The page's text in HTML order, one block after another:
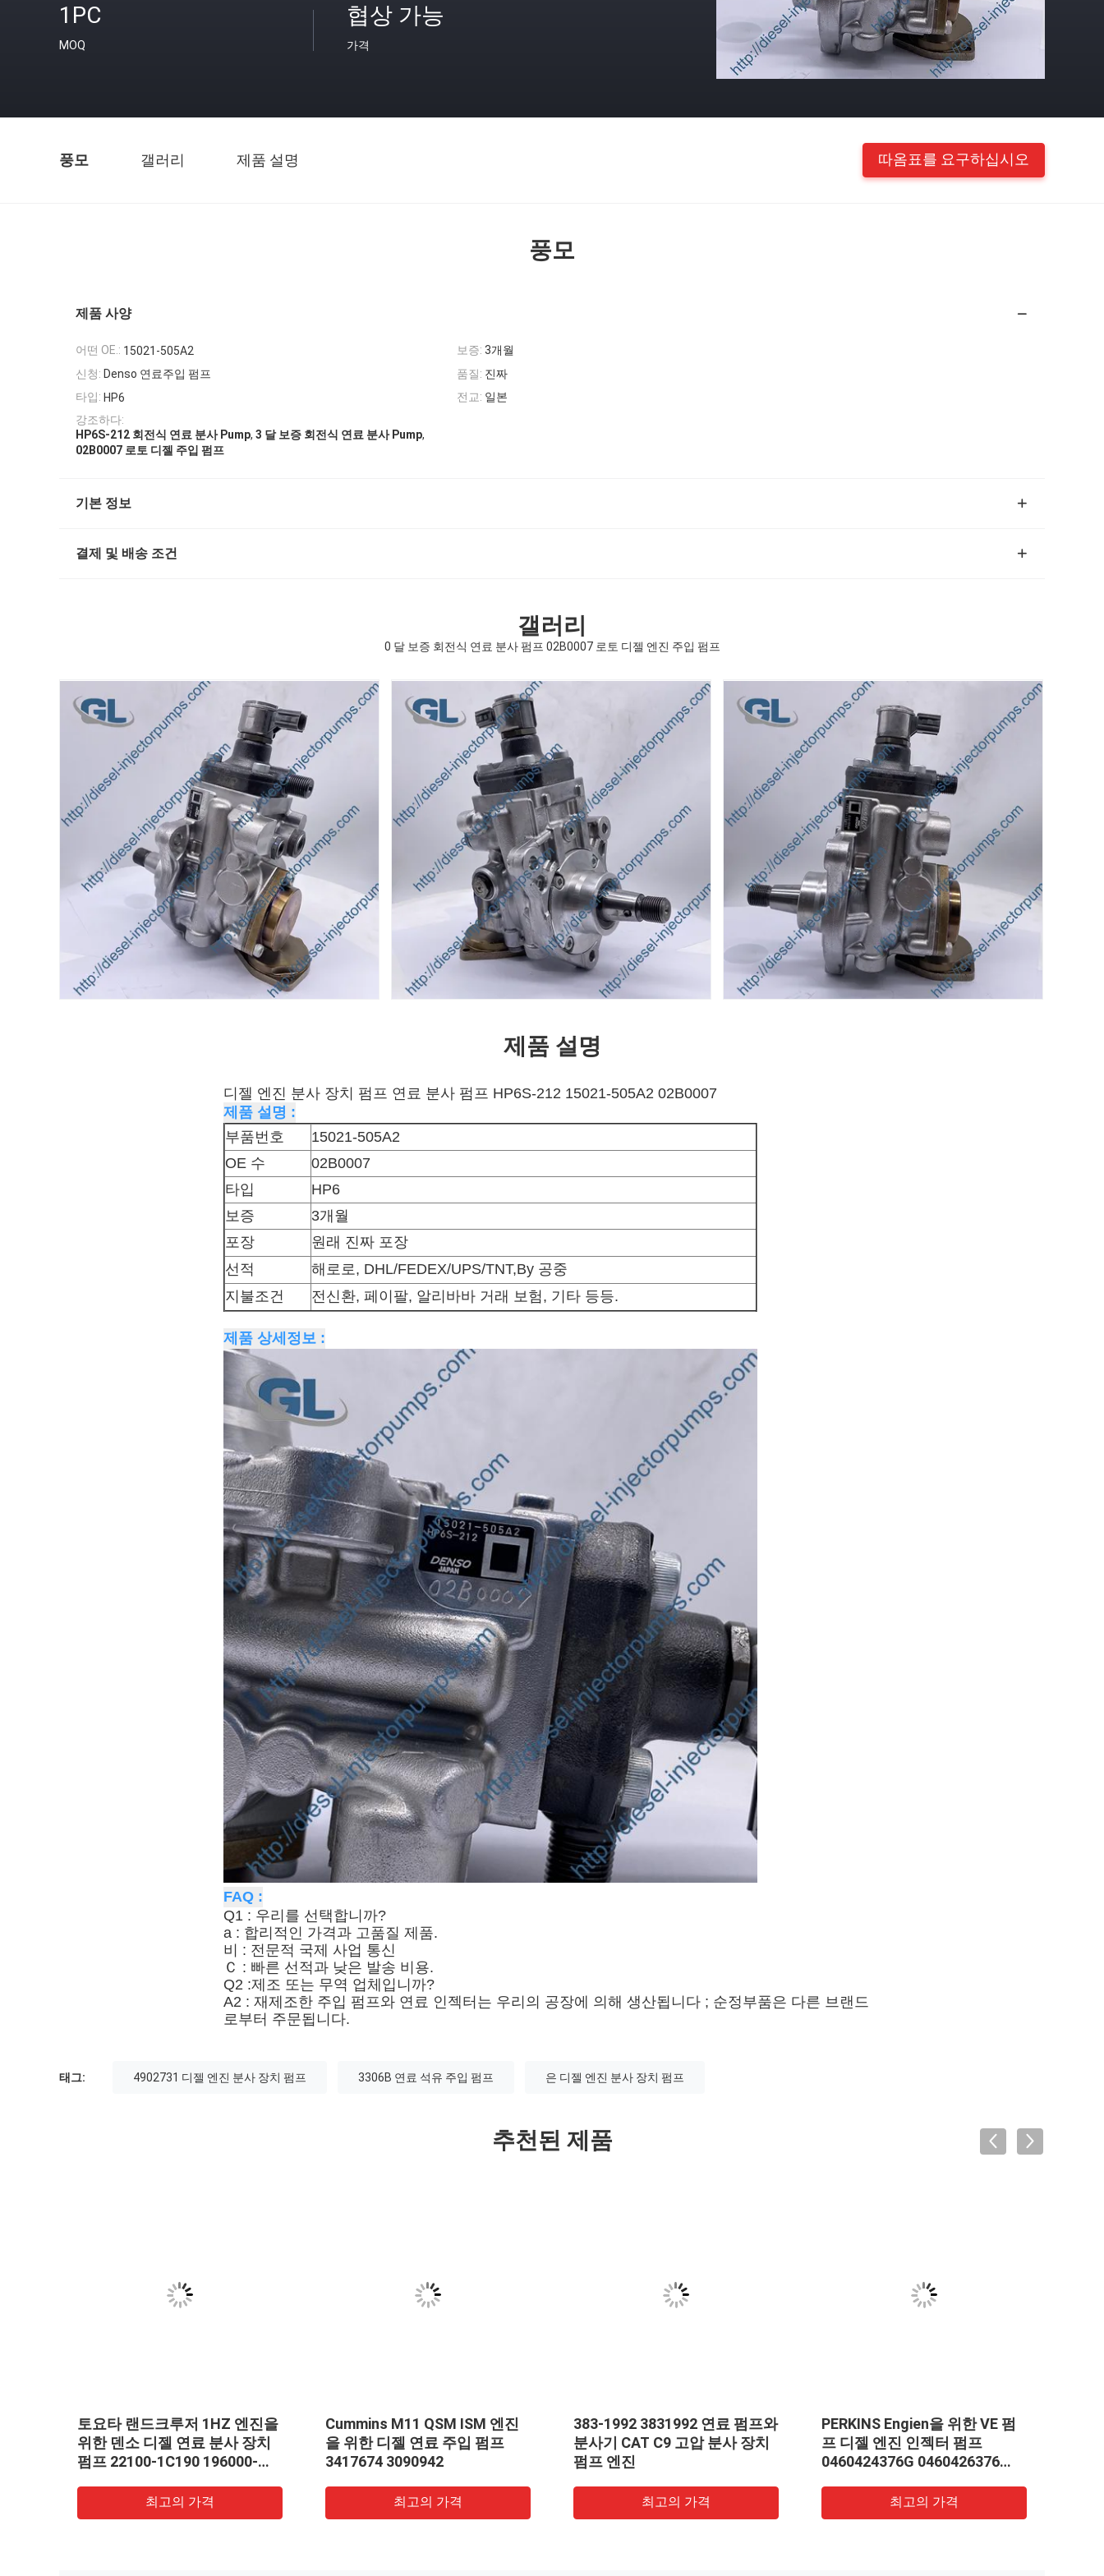
1PC
MOQ
협상 가능
가격
풍모 갤러리 제품 설명 따옴표를 요구하십시오
풍모
제품 사양
어떤 OE.: 15021-505A2 보증: 3개월
신청: Denso 연료주입 펌프 품질: 진짜
타입: HP6 전교: 일본
강조하다:
HP6S-212 회전식 연료 분사 Pump, 3 달 보증 회전식 연료 분사 Pump,
02B0007 로토 디젤 주입 펌프
기본 정보
결제 및 배송 조건
갤러리
0 달 보증 회전식 연료 분사 펌프 02B0007 로토 디젤 엔진 주입 펌프
제품 설명
디젤 엔진 분사 장치 펌프 연료 분사 펌프 HP6S-212 15021-505A2 02B0007
제품 설명 :
부품번호
15021-505A2
OE 수
02B0007
타입
HP6
보증
3개월
포장
원래 진짜 포장
선적
해로로, DHL/FEDEX/UPS/TNT,By 공중
지불조건
전신환, 페이팔, 알리바바 거래 보험, 기타 등등.
제품 상세정보 :
FAQ :
Q1 : 우리를 선택합니까?
a : 합리적인 가격과 고품질 제품.
비 : 전문적 국제 사업 통신
Ｃ : 빠른 선적과 낮은 발송 비용.
Q2 :제조 또는 무역 업체입니까?
A2 : 재제조한 주입 펌프와 연료 인젝터는 우리의 공장에 의해 생산됩니다 ; 순정부품은 다른 브랜드
로부터 주문됩니다.
태그: 4902731 디젤 엔진 분사 장치 펌프 3306B 연료 석유 주입 펌프 은 디젤 엔진 분사 장치 펌프
추천된 제품
토요타 랜드크루저 1HZ 엔진을
위한 덴소 디젤 연료 분사 장치
펌프 22100-1C190 196000-
최고의 가격
Cummins M11 QSM ISM 엔진
을 위한 디젤 연료 주입 펌프
3417674 3090942
최고의 가격
383-1992 3831992 연료 펌프와
분사기 CAT C9 고압 분사 장치
펌프 엔진
최고의 가격
PERKINS Engien을 위한 VE 펌
프 디젤 엔진 인젝터 펌프
0460424376G 0460426376
최고의 가격